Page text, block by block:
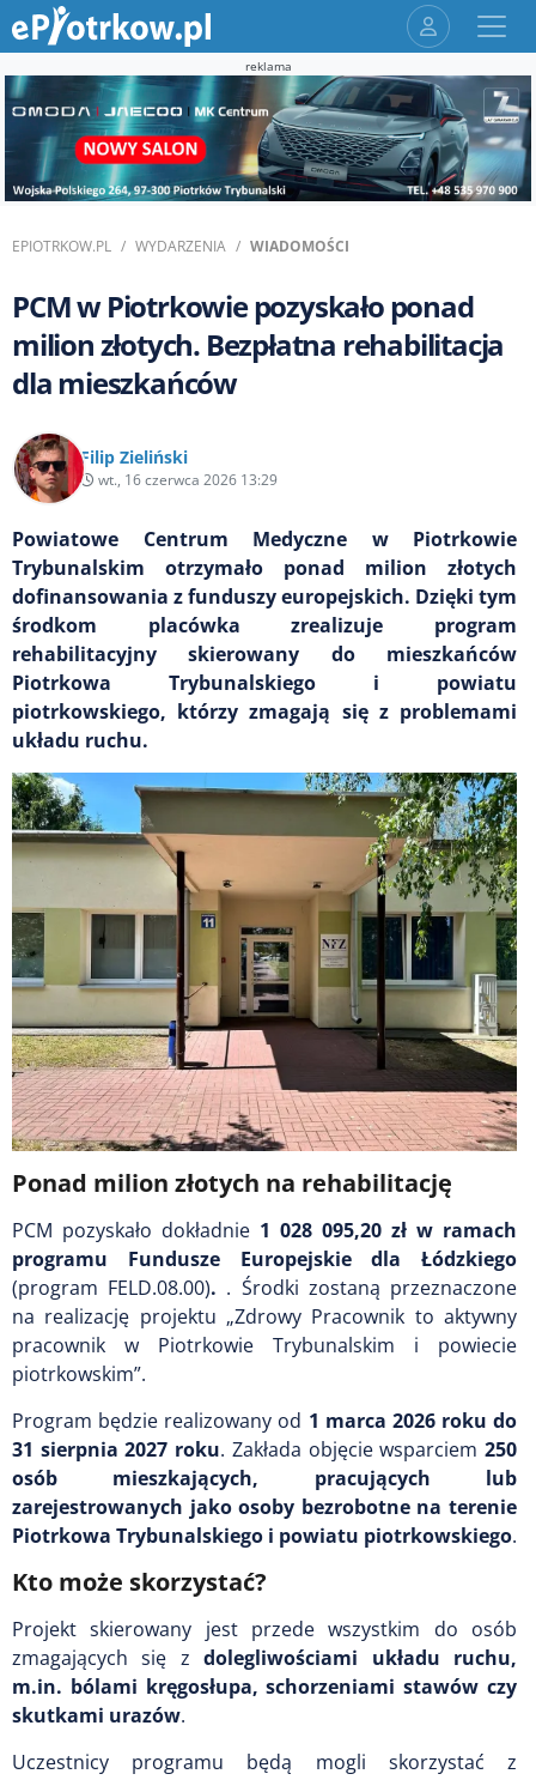
reklama
EPIOTRKOW.PL WYDARZENIA WIADOMOŚCI
PCM w Piotrkowie pozyskało ponad
milion złotych. Bezpłatna rehabilitacja
dla mieszkańców
Filip Zieliński
wt., 16 czerwca 2026 13:29
Powiatowe Centrum Medyczne w Piotrkowie
Trybunalskim otrzymało ponad milion złotych
dofinansowania z funduszy europejskich. Dzięki tym
środkom placówka zrealizuje program
rehabilitacyjny skierowany do mieszkańców
Piotrkowa Trybunalskiego i powiatu
piotrkowskiego, którzy zmagają się z problemami
układu ruchu.
Ponad milion złotych na rehabilitację
PCM pozyskało dokładnie 1 028 095,20 zł w ramach
programu Fundusze Europejskie dla Łódzkiego
(program FELD.08.00). . Środki zostaną przeznaczone
na realizację projektu „Zdrowy Pracownik to aktywny
pracownik w Piotrkowie Trybunalskim i powiecie
piotrkowskim”.
Program będzie realizowany od 1 marca 2026 roku do
31 sierpnia 2027 roku. Zakłada objęcie wsparciem250
osób mieszkających, pracujących lub
zarejestrowanych jako osoby bezrobotne na terenie
Piotrkowa Trybunalskiego i powiatu piotrkowskiego.
Kto może skorzystać?
Projekt skierowany jest przede wszystkim do osób
zmagających się zdolegliwościami układu ruchu,
m.in. bólami kręgosłupa, schorzeniami stawów czy
skutkami urazów.
Uczestnicy programu będą mogli skorzystać z